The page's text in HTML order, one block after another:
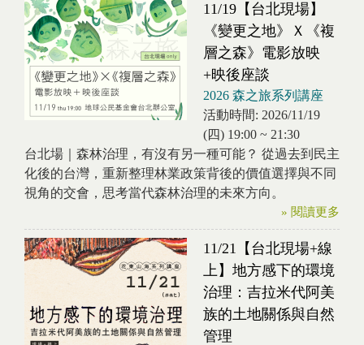
11/19【台北現場】
《變更之地》Ｘ《複
層之森》電影放映
+映後座談
2026 森之旅系列講座
活動時間: 2026/11/19
(四) 19:00 ~ 21:30
台北場｜森林治理，有沒有另一種可能？ 從過去到民主
化後的台灣，重新整理林業政策背後的價值選擇與不同
視角的交會，思考當代森林治理的未來方向。
» 閱讀更多
11/21【台北現場+線
上】地方感下的環境
治理：吉拉米代阿美
族的土地關係與自然
管理